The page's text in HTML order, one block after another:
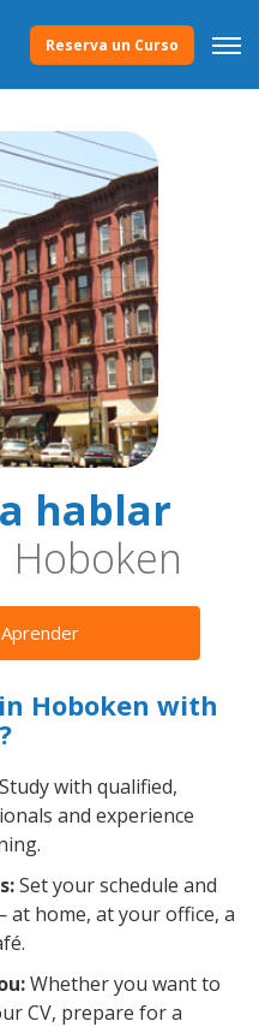
Reserva un Curso
hablar
Hoboken
Hoboken with
Study with qualified,
and experience
Set your schedule and
home, at your office, a
Whether you want to
CV, prepare for a